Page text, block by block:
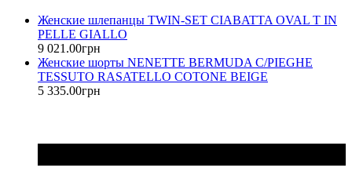
Женские шлепанцы TWIN-SET CIABATTA OVAL T IN
PELLE GIALLO
9 021 .00грн
Женские шорты NENETTE BERMUDA C/PIEGHE
TESSUTO RASATELLO COTONE BEIGE
5 335.00грн